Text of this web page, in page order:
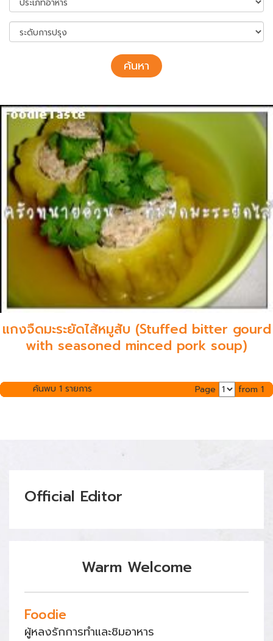
ค้นหา
แกงจืดมะระยัดไส้หมูสับ (Stuffed bitter gourd
with seasoned minced pork soup)
ค้นพบ 1 รายการ Page from 1
Official Editor
Warm Welcome
Foodie
ผู้หลงรักการทำและชิมอาหาร